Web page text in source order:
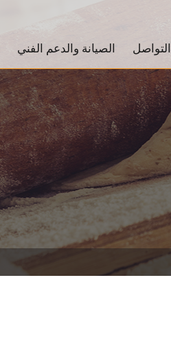
الصيانة والدعم الفني التواصل